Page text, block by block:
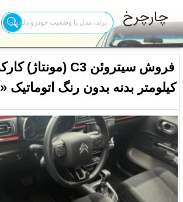
چارچرخ
کیلومتر بدنه بدون رنگ اتوماتیک «